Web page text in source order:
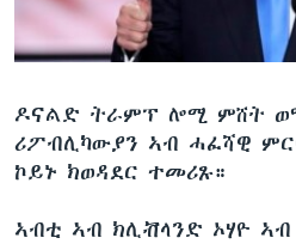
ዶናልድ ትራምፕ ሎሚ ምሸት
ሪፖብሊካውያን ኣብ ሓፈሻዊ
ኮይኑ ክወዳደር ተመሪጹ።
ኣብቲ ኣብ ክሊቭላንድ ኦሃዮ ኣብ